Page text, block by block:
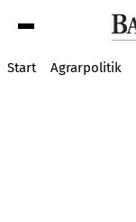
Start Agrarpolitik